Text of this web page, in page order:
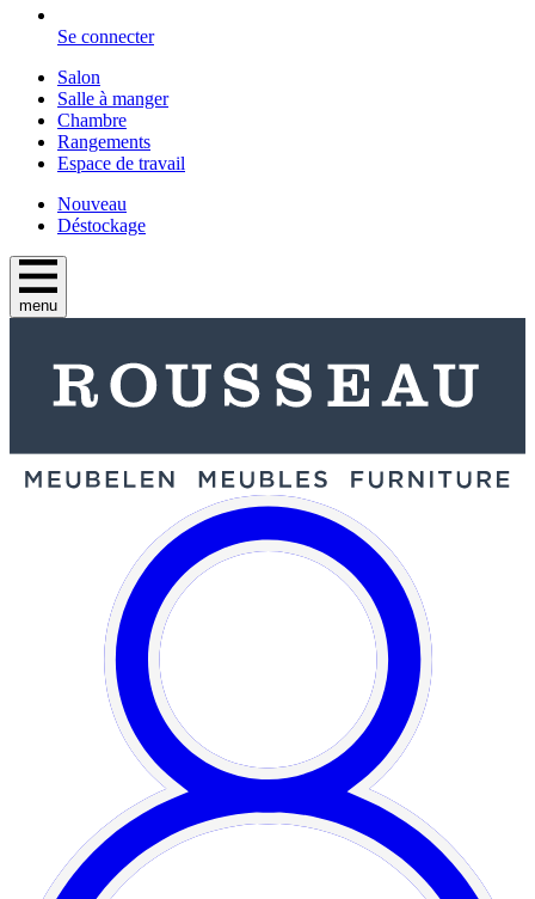
Se connecter
Salon
Salle à manger
Chambre
Rangements
Espace de travail
Nouveau
Déstockage
menu